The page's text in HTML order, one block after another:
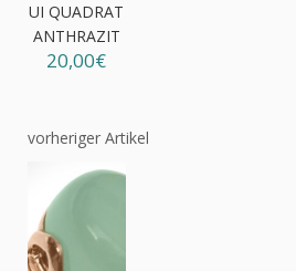
UI QUADRAT
ANTHRAZIT
20,00€
vorheriger Artikel